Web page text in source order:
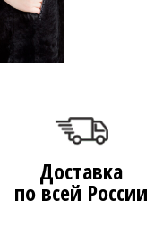
Доставка
по всей России